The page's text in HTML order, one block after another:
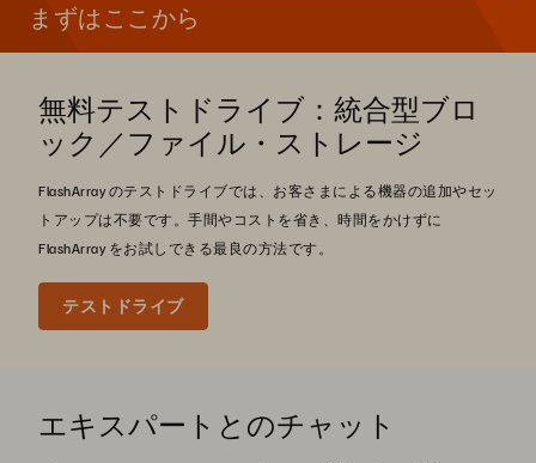
まずはここから
無料テストドライブ：統合型ブロ
ック／ファイル・ストレージ
FlashArray のテストドライブでは、お客さまによる機器の追加やセッ
トアップは不要です。手間やコストを省き、時間をかけずに
FlashArray をお試しできる最良の方法です。
テストドライブ
エキスパートとのチャット